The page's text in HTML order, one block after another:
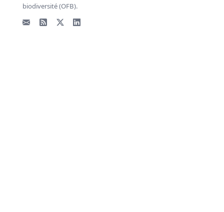
biodiversité (OFB).